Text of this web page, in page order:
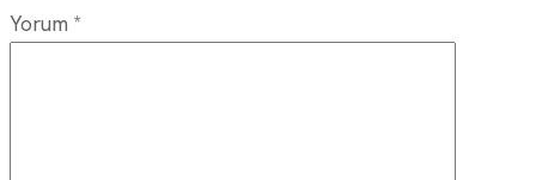
Yorum *